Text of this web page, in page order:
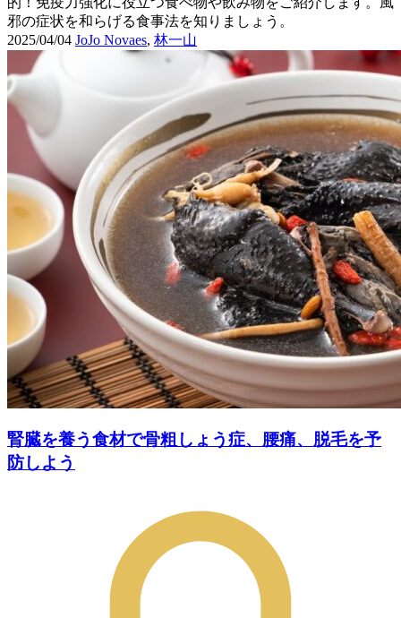
邪の症状を和らげる食事法を知りましょう。
2025/04/04 JoJo Novaes, 林一山
腎臓を養う食材で骨粗しょう症、腰痛、脱毛を予
防しよう